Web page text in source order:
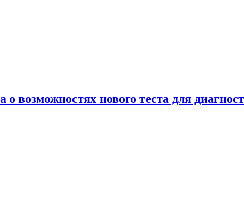
возможностях нового теста для